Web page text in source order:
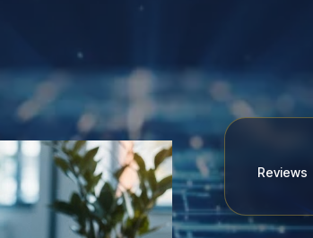
Reviews